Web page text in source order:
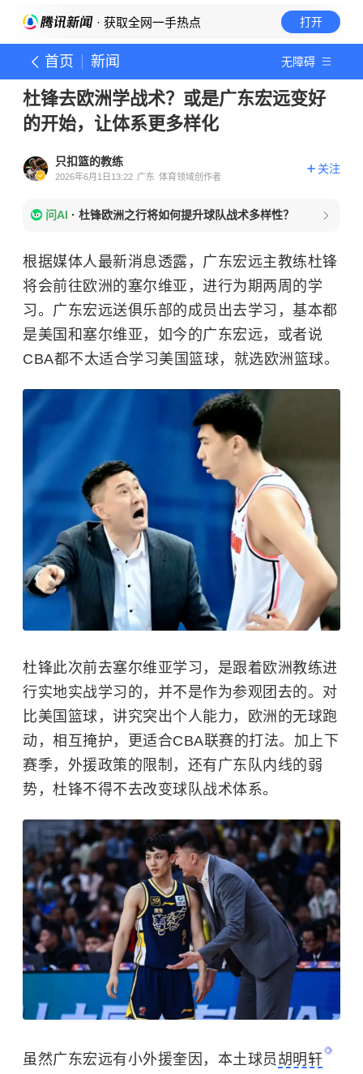
· 获取全网一手热点 打开
首页 新闻 无障碍
杜锋去欧洲学战术？或是广东宏远变好
的开始，让体系更多样化
只扣篮的教练
2026年6月1日13:22 广东 体育领域创作者
关注
问AI · 杜锋欧洲之行将如何提升球队战术多样性？
根据媒体人最新消息透露，广东宏远主教练杜锋
将会前往欧洲的塞尔维亚，进行为期两周的学
习。广东宏远送俱乐部的成员出去学习，基本都
是美国和塞尔维亚，如今的广东宏远，或者说
CBA都不太适合学习美国篮球，就选欧洲篮球。
杜锋此次前去塞尔维亚学习，是跟着欧洲教练进
行实地实战学习的，并不是作为参观团去的。对
比美国篮球，讲究突出个人能力，欧洲的无球跑
动，相互掩护，更适合CBA联赛的打法。加上下
赛季，外援政策的限制，还有广东队内线的弱
势，杜锋不得不去改变球队战术体系。
虽然广东宏远有小外援奎因，本土球员 胡明轩